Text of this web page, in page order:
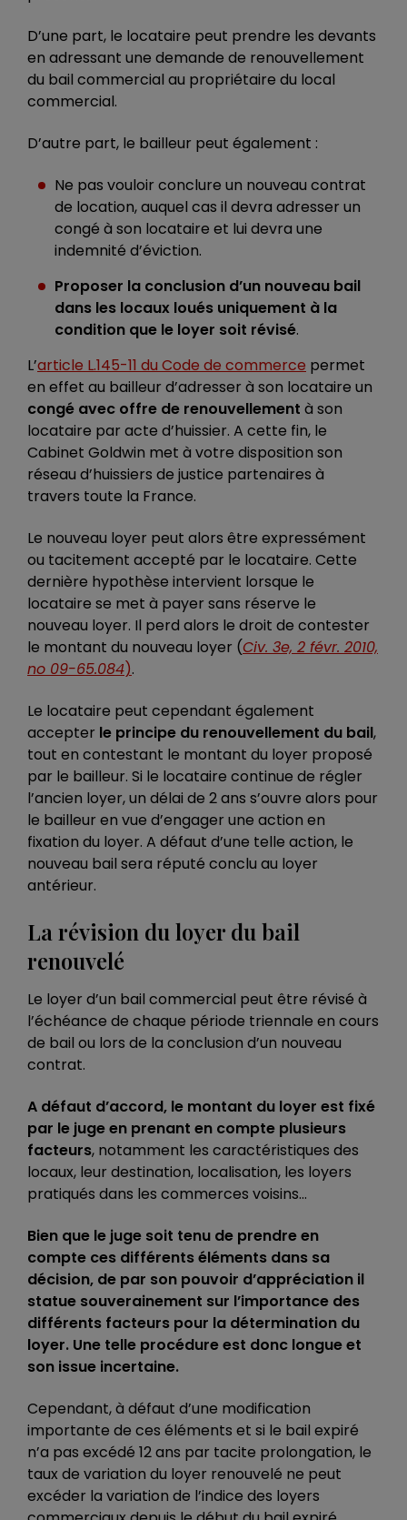
D’une part, le locataire peut prendre les devants
en adressant une demande de renouvellement
du bail commercial au propriétaire du local
commercial.
D’autre part, le bailleur peut également :
Ne pas vouloir conclure un nouveau contrat
de location, auquel cas il devra adresser un
congé à son locataire et lui devra une
indemnité d’éviction.
Proposer la conclusion d’un nouveau bail
dans les locaux loués uniquement à la
condition que le loyer soit révisé.
L’article L.145-11 du Code de commerce permet
en effet au bailleur d’adresser à son locataire un
congé avec offre de renouvellement à son
locataire par acte d’huissier. A cette fin, le
Cabinet Goldwin met à votre disposition son
réseau d’huissiers de justice partenaires à
travers toute la France.
Le nouveau loyer peut alors être expressément
ou tacitement accepté par le locataire. Cette
dernière hypothèse intervient lorsque le
locataire se met à payer sans réserve le
nouveau loyer. Il perd alors le droit de contester
le montant du nouveau loyer (Civ. 3e, 2 févr. 2010,
no 09-65.084).
Le locataire peut cependant également
accepter le principe du renouvellement du bail,
tout en contestant le montant du loyer proposé
par le bailleur. Si le locataire continue de régler
l’ancien loyer, un délai de 2 ans s’ouvre alors pour
le bailleur en vue d’engager une action en
fixation du loyer. A défaut d’une telle action, le
nouveau bail sera réputé conclu au loyer
antérieur.
La révision du loyer du bail
renouvelé
Le loyer d’un bail commercial peut être révisé à
l’échéance de chaque période triennale en cours
de bail ou lors de la conclusion d’un nouveau
contrat.
A défaut d’accord, le montant du loyer est fixé
par le juge en prenant en compte plusieurs
facteurs, notamment les caractéristiques des
locaux, leur destination, localisation, les loyers
pratiqués dans les commerces voisins…
Bien que le juge soit tenu de prendre en
compte ces différents éléments dans sa
décision, de par son pouvoir d’appréciation il
statue souverainement sur l’importance des
différents facteurs pour la détermination du
loyer. Une telle procédure est donc longue et
son issue incertaine.
Cependant, à défaut d’une modification
importante de ces éléments et si le bail expiré
n’a pas excédé 12 ans par tacite prolongation, le
taux de variation du loyer renouvelé ne peut
excéder la variation de l’indice des loyers